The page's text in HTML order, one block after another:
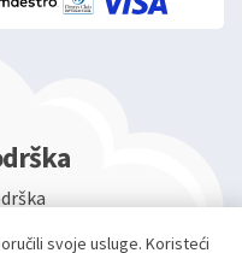
svoje usluge. Koristeći